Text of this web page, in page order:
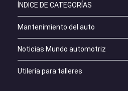
ÍNDICE DE CATEGORÍAS
Mantenimiento del auto
Noticias Mundo automotriz
Utilería para talleres